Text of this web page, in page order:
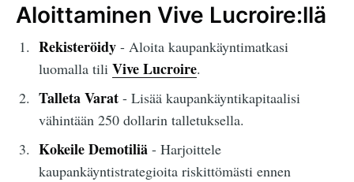
Aloittaminen Vive Lucroire:llä
Rekisteröidy- Aloita kaupankäyntimatkasi
luomalla tili Vive Lucroire.
Talleta Varat- Lisää kaupankäyntikapitaalisi
vähintään 250 dollarin talletuksella.
Kokeile Demotiliä- Harjoittele
kaupankäyntistrategioita riskittömästi ennen